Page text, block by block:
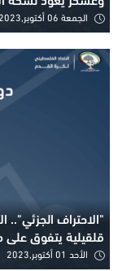
الجمعة 06 أكتوبر,2023
"الاحتراف الجزئي"..
قلقيلية يتفوق على
الأحد 01 أكتوبر,2023